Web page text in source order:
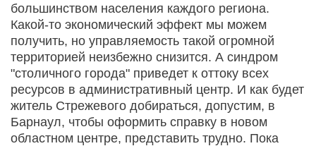
большинством населения каждого региона.
Какой-то экономический эффект мы можем
получить, но управляемость такой огромной
территорией неизбежно снизится. А синдром
"столичного города" приведет к оттоку всех
ресурсов в административный центр. И как будет
житель Стрежевого добираться, допустим, в
Барнаул, чтобы оформить справку в новом
областном центре, представить трудно. Пока